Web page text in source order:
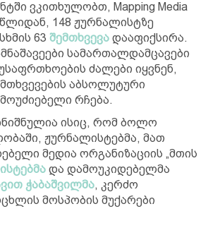
ვკითხულობთ, Mapping Media
წლიდან, 148 ჟურნალისტზე
63 შემთხვევა დააფიქსირა.
სამართალდამცავები
ძალები იყვნენ,
აბსოლუტური
რჩება.
ისიც, რომ ბოლო
ჟურნალისტებმა, მათ
მედია ორგანიზაციის „მთის
და დამოუკიდებელმა
ჭაბაშვილმა, კერძო
მოსპობის მუქარები